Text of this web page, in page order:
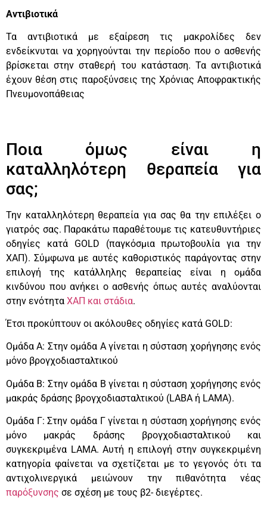
Αντιβιοτικά
Τα αντιβιοτικά με εξαίρεση τις μακρολίδες δεν
ενδείκνυται να χορηγούνται την περίοδο που ο ασθενής
βρίσκεται στην σταθερή του κατάσταση. Τα αντιβιοτικά
έχουν θέση στις παροξύνσεις της Χρόνιας Αποφρακτικής
Πνευμονοπάθειας
Ποια όμως είναι η
καταλληλότερη θεραπεία για
σας;
Την καταλληλότερη θεραπεία για σας θα την επιλέξει ο
γιατρός σας. Παρακάτω παραθέτουμε τις κατευθυντήριες
οδηγίες κατά GOLD (παγκόσμια πρωτοβουλία για την
ΧΑΠ). Σύμφωνα με αυτές καθοριστικός παράγοντας στην
επιλογή της κατάλληλης θεραπείας είναι η ομάδα
κινδύνου που ανήκει ο ασθενής όπως αυτές αναλύονται
στην ενότητα ΧΑΠ και στάδια.
Έτσι προκύπτουν οι ακόλουθες οδηγίες κατά GOLD:
Ομάδα Α: Στην ομάδα Α γίνεται η σύσταση χορήγησης ενός
μόνο βρογχοδιασταλτικού
Ομάδα Β: Στην ομάδα Β γίνεται η σύσταση χορήγησης ενός
μακράς δράσης βρογχοδιασταλτικού (LABA ή LAMA).
Ομάδα Γ: Στην ομάδα Γ γίνεται η σύσταση χορήγησης ενός
μόνο μακράς δράσης βρογχοδιασταλτικού και
συγκεκριμένα LAMA. Αυτή η επιλογή στην συγκεκριμένη
κατηγορία φαίνεται να σχετίζεται με το γεγονός ότι τα
αντιχολινεργικά μειώνουν την πιθανότητα νέας
παρόξυνσης σε σχέση με τους β2- διεγέρτες.